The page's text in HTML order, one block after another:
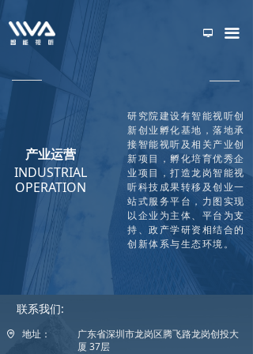
끀
首页
技术研究
产业运营
加入我们
넡
产业运营
INDUSTRIAL
OPERATION
研究院建设有智能视听创
新创业孵化基地，落地承
接智能视听及相关产业创
新项目，孵化培育优秀企
业项目，打造龙岗智能视
听科技成果转移及创业一
站式服务平台，力图实现
以企业为主体、平台为支
持、政产学研资相结合的
创新体系与生态环境。
地址：
广东省深圳市龙岗区腾飞路龙岗创投大
厦 37层
联系我们: